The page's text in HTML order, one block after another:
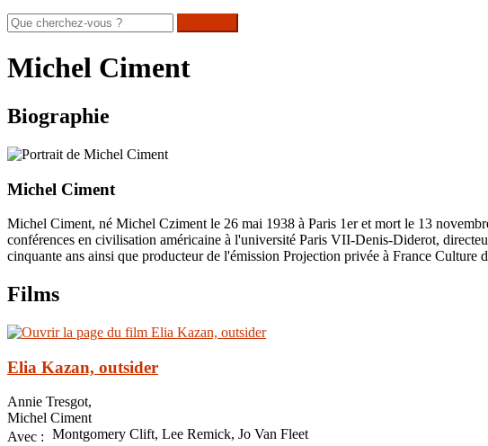
Rechercher
sur
site
Michel Ciment
Biographie
Michel Ciment
Michel Ciment, né Michel Cziment le 26 mai 1938 à Paris 1er et mort le 13
conférences en civilisation américaine à l'université Paris VII-Denis-Diderot,
cinquante ans ainsi que producteur de l'émission Projection privée à France
Films
Elia Kazan, outsider
Annie Tresgot,
Michel Ciment
Avec : Montgomery Clift, Lee Remick, Jo Van Fleet